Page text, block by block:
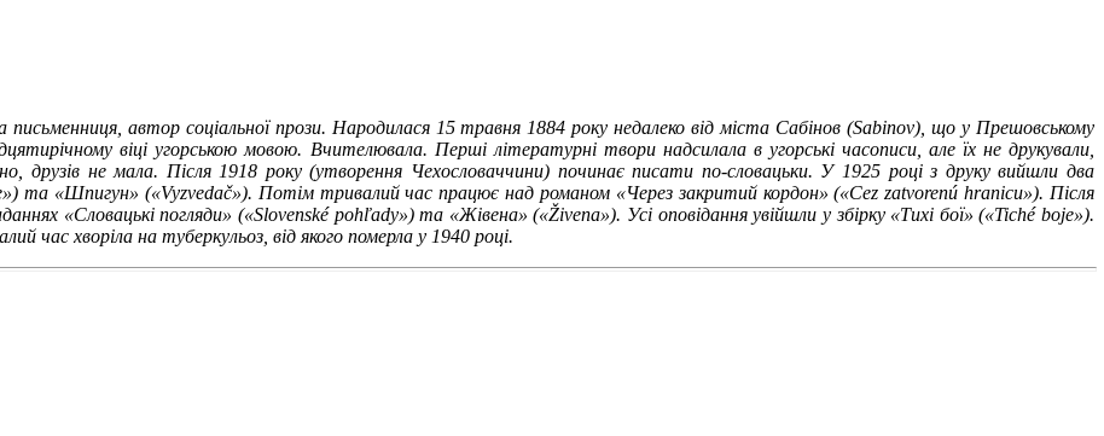
письменниця, автор соціальної прози. Народилася 15 травня 1884 року недалеко від міста Сабінов (Sabinov), що у Прешовському
віці угорською мовою. Вчителювала. Перші літературні твори надсилала в угорські часописи, але їх не друкували,
не мала. Після 1918 року (утворення Чехословаччини) починає писати по-словацьки. У 1925 році з друку вийшли два
та «Шпигун» («Vyzvedač»). Потім тривалий час працює над романом «Через закритий кордон» («Cez zatvorenú hranicu»). Після
«Словацькі погляди» («Slovenské pohľady») та «Жівена» («Živenа»). Усі оповідання увійшли у збірку «Тихі бої» («Tiché boje»).
час хворіла на туберкульоз, від якого померла у 1940 році.